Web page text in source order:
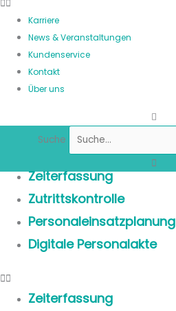
Karriere
News & Veranstaltungen
Kundenservice
Kontakt
Über uns
Suche
Zeiterfassung
Zutrittskontrolle
Personaleinsatzplanung
Digitale Personalakte
Zeiterfassung